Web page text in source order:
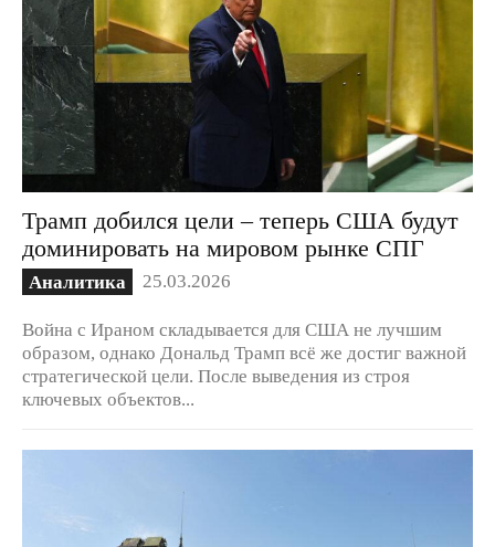
Трамп добился цели – теперь США будут
доминировать на мировом рынке СПГ
Аналитика 25.03.2026
Война с Ираном складывается для США не лучшим
образом, однако Дональд Трамп всё же достиг важной
стратегической цели. После выведения из строя
ключевых объектов...